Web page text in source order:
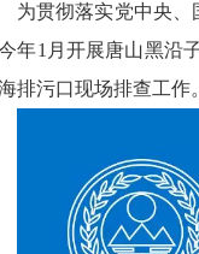
为贯彻落实党中央
年1 月开展唐山黑沿
排污口现场排查工作。